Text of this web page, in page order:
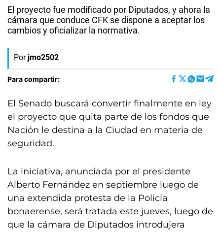
El proyecto fue modificado por Diputados, y ahora la
cámara que conduce CFK se dispone a aceptar los
cambios y oficializar la normativa.
Por jmo2502
Para compartir:
El Senado buscará convertir finalmente en ley
el proyecto que quita parte de los fondos que
Nación le destina a la Ciudad en materia de
seguridad.
La iniciativa, anunciada por el presidente
Alberto Fernández en septiembre luego de
una extendida protesta de la Policía
bonaerense, será tratada este jueves, luego de
que la cámara de Diputados introdujera